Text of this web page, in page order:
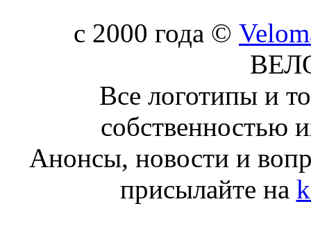
c 2000 года ©
Все логотипы и
собственностью
Анонсы, новости и
присылайте на